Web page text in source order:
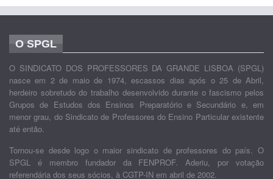
O SPGL
O SINDICATO DOS PROFESSORES DA GRANDE LISBOA (SPGL)
nasce em 2 de maio de 1974, escassos dias após o 25 de Abril,
herdeiro sobretudo do trabalho desenvolvido durante o fascismo pelos
Grupos de Estudos dos Ensinos Preparatório e Secundário e, em
menor grau, do Sindicato de Professores do Ensino Particular existente
até então.
Tornou-se desde logo o maior sindicato de professores do país. O
SPGL é membro fundador da FENPROF. Aderiu, por votação
referendária dos seus sócios, à CGTP-IN em abril de 2002.